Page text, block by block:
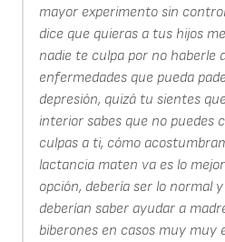
mayor experimento sin
dice que quieras a tus hijos
nadie te culpa por no haberle
enfermedades que pueda
depresión, quizá tu sientes
interior sabes que no puedes
culpas a ti, cómo
lactancia maten va es lo
opción, debería ser lo normal
deberían saber ayudar a
biberones en casos muy muy